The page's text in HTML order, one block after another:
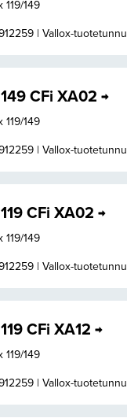
149
| Vallox-
CFi XA02
149
| Vallox-
CFi XA02
149
| Vallox-
CFi XA12
149
| Vallox-